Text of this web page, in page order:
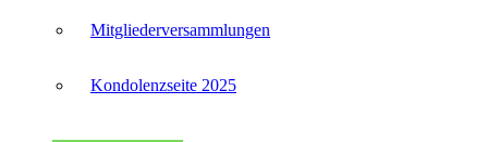
Mitglieder­versammlungen
Kondolenzseite 2025